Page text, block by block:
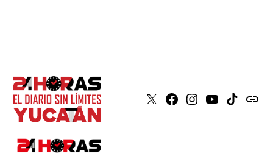
X Faceboook
Instagram
YoutubeTiktokissuu